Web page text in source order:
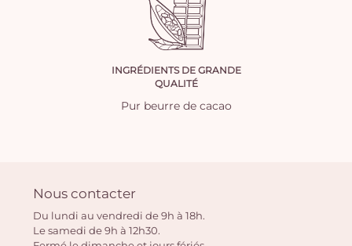
INGRÉDIENTS DE GRANDE
QUALITÉ
Pur beurre de cacao
Nous contacter
Du lundi au vendredi de 9h à 18h.
Le samedi de 9h à 12h30.